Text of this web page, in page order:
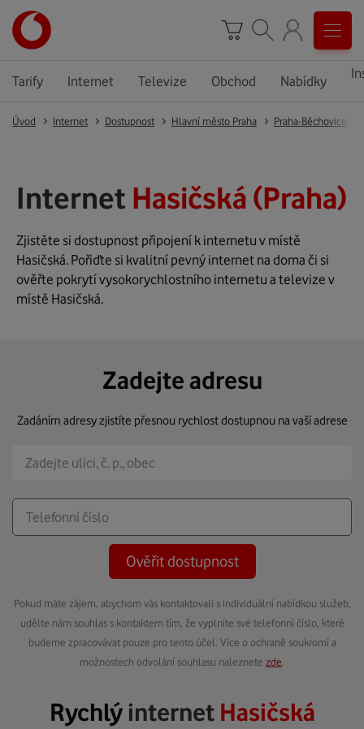
Tarify Internet Televize Obchod Nabídky
Úvod Internet Dostupnost Hlavní město Praha Praha-Běchovice
Internet Hasičská (Praha)
Zjistěte si dostupnost připojení k internetu v místě
Hasičská. Pořiďte si kvalitní pevný internet na doma či si
ověřte pokrytí vysokorychlostního internetu a televize v
místě Hasičská.
Zadejte adresu
Zadáním adresy zjistíte přesnou rychlost dostupnou na vaší adrese
Ověřit dostupnost
Pokud máte zájem, abychom vás kontaktovali s individuální nabídkou služeb,
udělte nám souhlas s kontaktem tím, že vyplníte své telefonní číslo, které
budeme zpracovávat pouze pro tento účel. Více o ochraně soukromí a
možnostech odvolání souhlasu naleznete zde
Rychlýinternet Hasičská